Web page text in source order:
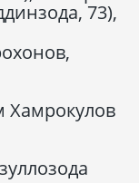
73),
Хамрокулов